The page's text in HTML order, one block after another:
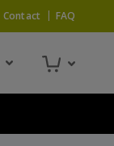
Contact FAQ